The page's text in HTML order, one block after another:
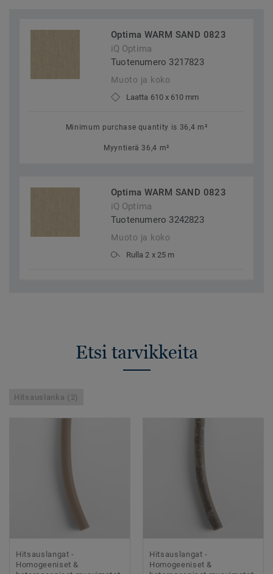
Optima WARM SAND 0823
iQ Optima
Tuotenumero 3217823
Muoto ja koko
Laatta 610 x 610 mm
Minimum purchase quantity is 36,4 m²
Myyntierä 36,4 m²
Optima WARM SAND 0823
iQ Optima
Tuotenumero 3242823
Muoto ja koko
Rulla 2 x 25 m
Etsi tarvikkeita
Hitsauslanka (2)
Hitsauslangat -
Homogeeniset &
Hitsauslangat -
Homogeeniset &